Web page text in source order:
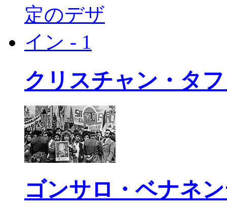
クリスチャン・タ
ゴンサロ・ベナネ